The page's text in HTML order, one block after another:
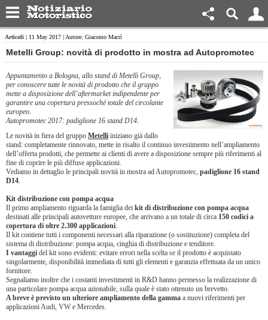
Articoli | 11 May 2017 | Autore: Giacomo Macrì
Metelli Group: novità di prodotto in mostra ad Autopromotec
Appuntamento a Bologna, allo stand di Metelli Group,
per conoscere tutte le novità di prodotto che il gruppo
mette a disposizione dell’aftermarket indipendente per
garantire una copertura pressoché totale del circolante
europeo.
Autopromotec 2017: padiglione 16 stand D14.
Le novità in fiera del gruppo Metelli iniziano già dallo
stand: completamente rinnovato, mette in risalto il continuo investimento nell’ampliamento
dell’offerta prodotti, che permette ai clienti di avere a disposizione sempre più riferimenti al
fine di coprire le più diffuse applicazioni.
Vediamo in dettaglio le principali novità in mostra ad Autopromotec, padiglione 16 stand
D14.
Kit distribuzione con pompa acqua
Il primo ampliamento riguarda la famiglia dei kit di distribuzione con pompa acqua
destinati alle principali autovetture europee, che arrivano a un totale di circa 150 codici a
copertura di oltre 2.300 applicazioni.
Il kit contiene tutti i componenti necessari alla riparazione (o sostituzione) completa del
sistema di distribuzione: pompa acqua, cinghia di distribuzione e tenditore.
I vantaggi del kit sono evidenti: evitare errori nella scelta se il prodotto è acquistato
singolarmente, disponibilità immediata di tutti gli elementi e garanzia effettuata da un unico
fornitore.
Segnaliamo inoltre che i costanti investimenti in R&D hanno permesso la realizzazione di
una particolare pompa acqua azionabile, sulla quale è stato ottenuto un brevetto.
A breve è previsto un ulteriore ampliamento della gamma a nuovi riferimenti per
applicazioni Audi, VW e Mercedes.